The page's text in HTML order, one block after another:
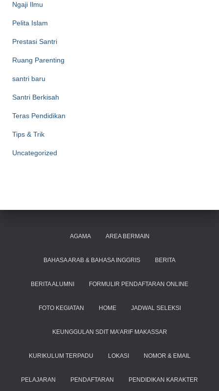
Ngaji Ilmu
Pelita Islam
Prestasi Santri
Ruang Parenting
santri baru
Santri Berkisah
Teras Pendidikan
Tips & Trik
Uncategorized
AGAMA AREA BERMAIN
BAHASA ARAB & BAHASA INGGRIS BERITA
BERITA ALUMNI FORMULIR PENDAFTARAN ONLINE
FOTO KEGIATAN HOME JADWAL SELEKSI
KEUNGGULAN SDIT MA’ARIF MAKASSAR
KURIKULUM TERPADU LOKASI NOMOR & EMAIL
PELAJARAN PENDAFTARAN PENDIDIKAN KARAKTER